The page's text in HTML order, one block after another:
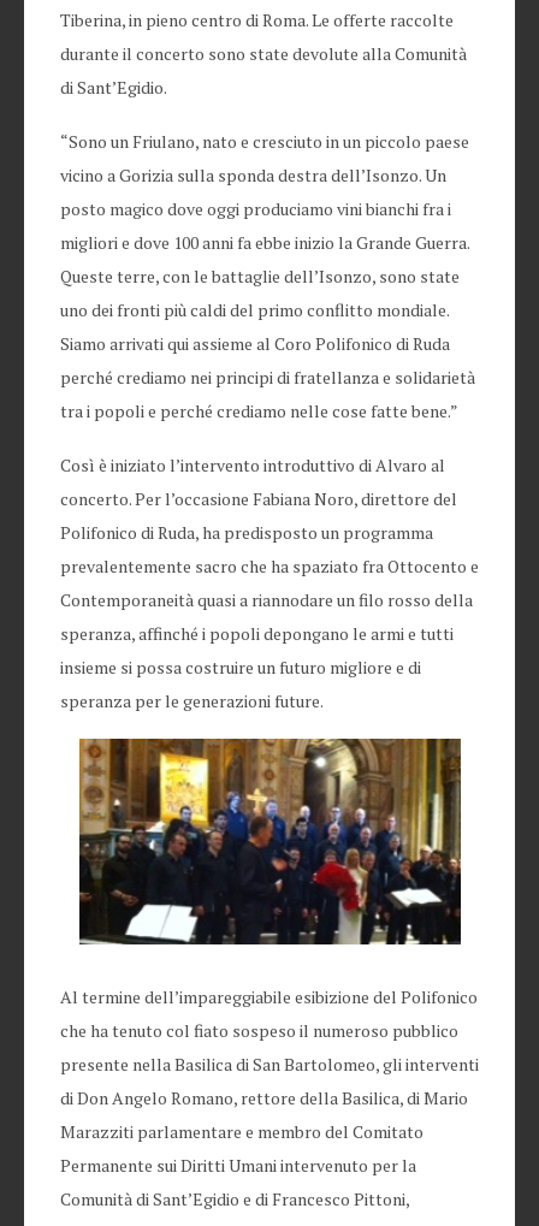
Tiberina, in pieno centro di Roma. Le offerte raccolte
durante il concerto sono state devolute alla Comunità
di Sant’Egidio.
“Sono un Friulano, nato e cresciuto in un piccolo paese
vicino a Gorizia sulla sponda destra dell’Isonzo. Un
posto magico dove oggi produciamo vini bianchi fra i
migliori e dove 100 anni fa ebbe inizio la Grande Guerra.
Queste terre, con le battaglie dell’Isonzo, sono state
uno dei fronti più caldi del primo conflitto mondiale.
Siamo arrivati qui assieme al Coro Polifonico di Ruda
perché crediamo nei principi di fratellanza e solidarietà
tra i popoli e perché crediamo nelle cose fatte bene.”
Così è iniziato l’intervento introduttivo di Alvaro al
concerto. Per l’occasione Fabiana Noro, direttore del
Polifonico di Ruda, ha predisposto un programma
prevalentemente sacro che ha spaziato fra Ottocento e
Contemporaneità quasi a riannodare un filo rosso della
speranza, affinché i popoli depongano le armi e tutti
insieme si possa costruire un futuro migliore e di
speranza per le generazioni future.
Al termine dell’impareggiabile esibizione del Polifonico
che ha tenuto col fiato sospeso il numeroso pubblico
presente nella Basilica di San Bartolomeo, gli interventi
di Don Angelo Romano, rettore della Basilica, di Mario
Marazziti parlamentare e membro del Comitato
Permanente sui Diritti Umani intervenuto per la
Comunità di Sant’Egidio e di Francesco Pittoni,